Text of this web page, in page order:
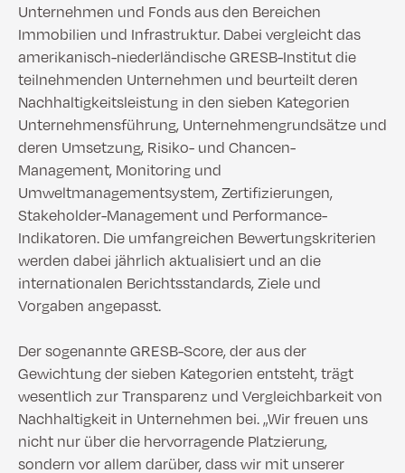
Unternehmen und Fonds aus den Bereichen
Immobilien und Infrastruktur. Dabei vergleicht das
amerikanisch-niederländische GRESB-Institut die
teilnehmenden Unternehmen und beurteilt deren
Nachhaltigkeitsleistung in den sieben Kategorien
Unternehmensführung, Unternehmengrundsätze und
deren Umsetzung, Risiko- und Chancen-
Management, Monitoring und
Umweltmanagementsystem, Zertifizierungen,
Stakeholder-Management und Performance-
Indikatoren. Die umfangreichen Bewertungskriterien
werden dabei jährlich aktualisiert und an die
internationalen Berichtsstandards, Ziele und
Vorgaben angepasst.
Der sogenannte GRESB-Score, der aus der
Gewichtung der sieben Kategorien entsteht, trägt
wesentlich zur Transparenz und Vergleichbarkeit von
Nachhaltigkeit in Unternehmen bei. „Wir freuen uns
nicht nur über die hervorragende Platzierung,
sondern vor allem darüber, dass wir mit unserer